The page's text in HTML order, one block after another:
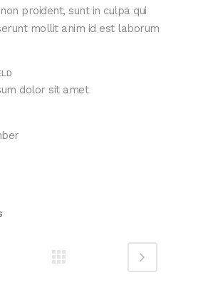
proident, sunt in culpa qui
mollit anim id est laborum
dolor sit amet